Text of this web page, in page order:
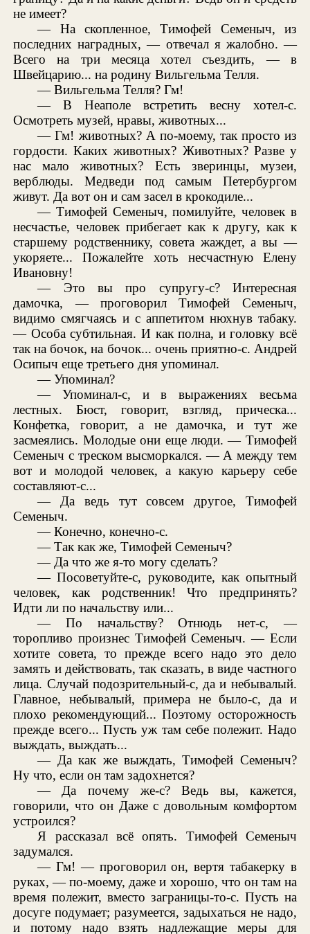
не имеет?
— На скопленное, Тимофей Семеныч, из
последних наградных, — отвечал я жалобно. —
Всего на три месяца хотел съездить, — в
Швейцарию... на родину Вильгельма Телля.
— Вильгельма Телля? Гм!
— В Неаполе встретить весну хотел-с.
Осмотреть музей, нравы, животных...
— Гм! животных? А по-моему, так просто из
гордости. Каких животных? Животных? Разве у
нас мало животных? Есть зверинцы, музеи,
верблюды. Медведи под самым Петербургом
живут. Да вот он и сам засел в крокодиле...
— Тимофей Семеныч, помилуйте, человек в
несчастье, человек прибегает как к другу, как к
старшему родственнику, совета жаждет, а вы —
укоряете... Пожалейте хоть несчастную Елену
Ивановну!
— Это вы про супругу-с? Интересная
дамочка, — проговорил Тимофей Семеныч,
видимо смягчаясь и с аппетитом нюхнув табаку.
— Особа субтильная. И как полна, и головку всё
так на бочок, на бочок... очень приятно-с. Андрей
Осипыч еще третьего дня упоминал.
— Упоминал?
— Упоминал-с, и в выражениях весьма
лестных. Бюст, говорит, взгляд, прическа...
Конфетка, говорит, а не дамочка, и тут же
засмеялись. Молодые они еще люди. — Тимофей
Семеныч с треском высморкался. — А между тем
вот и молодой человек, а какую карьеру себе
составляют-с...
— Да ведь тут совсем другое, Тимофей
Семеныч.
— Конечно, конечно-с.
— Так как же, Тимофей Семеныч?
— Да что же я-то могу сделать?
— Посоветуйте-с, руководите, как опытный
человек, как родственник! Что предпринять?
Идти ли по начальству или...
— По начальству? Отнюдь нет-с, —
торопливо произнес Тимофей Семеныч. — Если
хотите совета, то прежде всего надо это дело
замять и действовать, так сказать, в виде частного
лица. Случай подозрительный-с, да и небывалый.
Главное, небывалый, примера не было-с, да и
плохо рекомендующий... Поэтому осторожность
прежде всего... Пусть уж там себе полежит. Надо
выждать, выждать...
— Да как же выждать, Тимофей Семеныч?
Ну что, если он там задохнется?
— Да почему же-с? Ведь вы, кажется,
говорили, что он Даже с довольным комфортом
устроился?
Я рассказал всё опять. Тимофей Семеныч
задумался.
— Гм! — проговорил он, вертя табакерку в
руках, — по-моему, даже и хорошо, что он там на
время полежит, вместо заграницы-то-с. Пусть на
досуге подумает; разумеется, задыхаться не надо,
и потому надо взять надлежащие меры для